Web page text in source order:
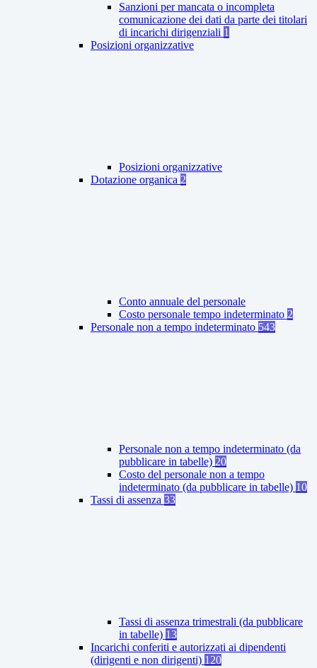
Sanzioni per mancata o incompleta
comunicazione dei dati da parte dei titolari
di incarichi dirigenziali 1
Posizioni organizzative
Posizioni organizzative
Dotazione organica 2
Conto annuale del personale
Costo personale tempo indeterminato 2
Personale non a tempo indeterminato 543
Personale non a tempo indeterminato (da
pubblicare in tabelle) 20
Costo del personale non a tempo
indeterminato (da pubblicare in tabelle) 10
Tassi di assenza 33
Tassi di assenza trimestrali (da pubblicare
in tabelle) 13
Incarichi conferiti e autorizzati ai dipendenti
(dirigenti e non dirigenti) 120